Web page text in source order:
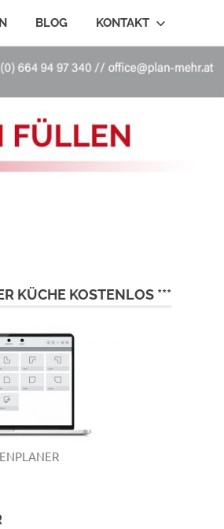
BLOG KONTAKT
KÜCHE KOSTENLOS ***